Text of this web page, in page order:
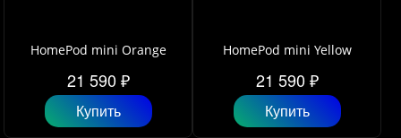
HomePod mini Orange
21 590 ₽
Купить
HomePod mini Yellow
21 590 ₽
Купить